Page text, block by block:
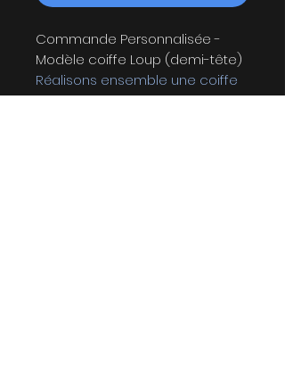
Commande Personnalisée -
Modèle coiffe Loup (demi-tête)
Réalisons ensemble une coiffe
qui vous ressemble!